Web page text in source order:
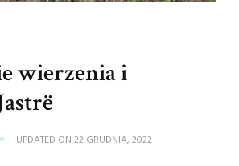
wierzenia i
UPDATED ON 22 GRUDNIA, 2022